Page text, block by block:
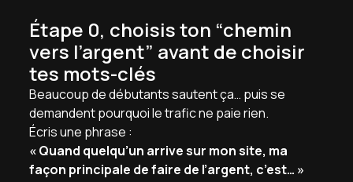
Étape 0, choisis ton “chemin
vers l’argent” avant de choisir
tes mots-clés
Beaucoup de débutants sautent ça… puis se
demandent pourquoi le trafic ne paie rien.
Écris une phrase :
« Quand quelqu’un arrive sur mon site, ma
façon principale de faire de l’argent, c’est… »